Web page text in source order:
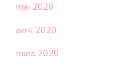
mai 2020
avril 2020
mars 2020